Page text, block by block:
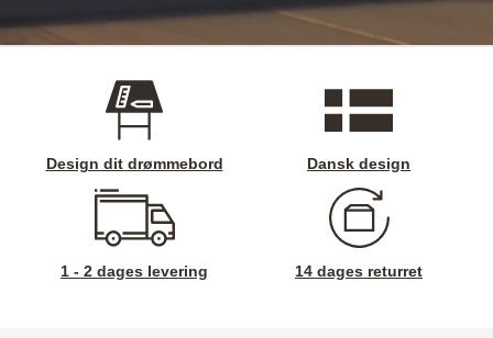
Design dit drømmebord Dansk design
1 - 2 dages levering 14 dages returret